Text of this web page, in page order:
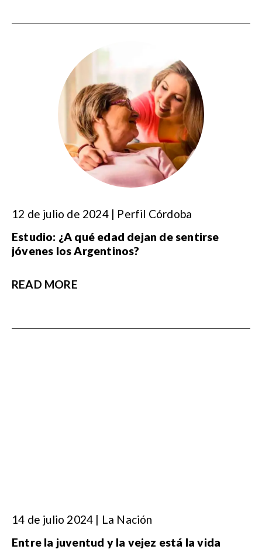
12 de julio de 2024 | Perfil Córdoba
Estudio: ¿A qué edad dejan de sentirse
jóvenes los Argentinos?
READ MORE
14 de julio 2024 | La Nación
Entre la juventud y la vejez está la vida